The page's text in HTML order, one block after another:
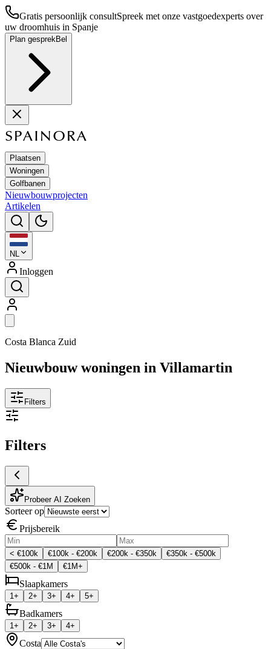
Gratis persoonlijk consultSpreek met onze vastgoedexperts over
uw droomhuis in Spanje
Plan gesprekBel
SPAINORA
Plaatsen
Woningen
Golfbanen
Nieuwbouwprojecten
Artikelen
NL
Inloggen
Costa Blanca Zuid
Nieuwbouw woningen in Villamartin
Filters
Filters
Probeer AI Zoeken
Sorteer op
Prijsbereik
< €100k €100k - €200k €200k - €350k
€350k - €500k
€500k - €1M
€1M+
Slaapkamers
1+ 2+ 3+ 4+ 5+
Badkamers
1+ 2+ 3+ 4+
Costa